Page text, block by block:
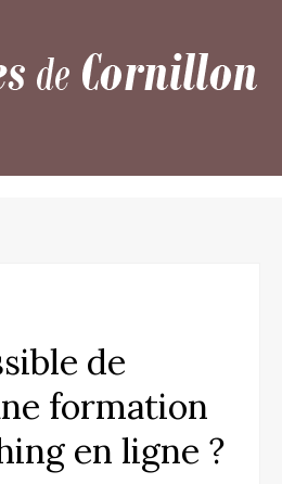
de
formation
en ligne ?